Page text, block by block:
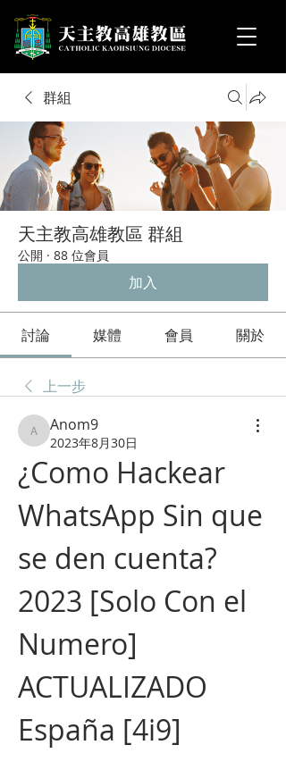
群組
天主教高雄教區 群組
公開 · 88 位會員
加入
討論 媒體 會員 關於
上一步
Anom9
Anom9
2023年8月30日
¿Como Hackear
WhatsApp Sin que
se den cuenta?
2023 [Solo Con el
Numero]
ACTUALIZADO
España [4i9]